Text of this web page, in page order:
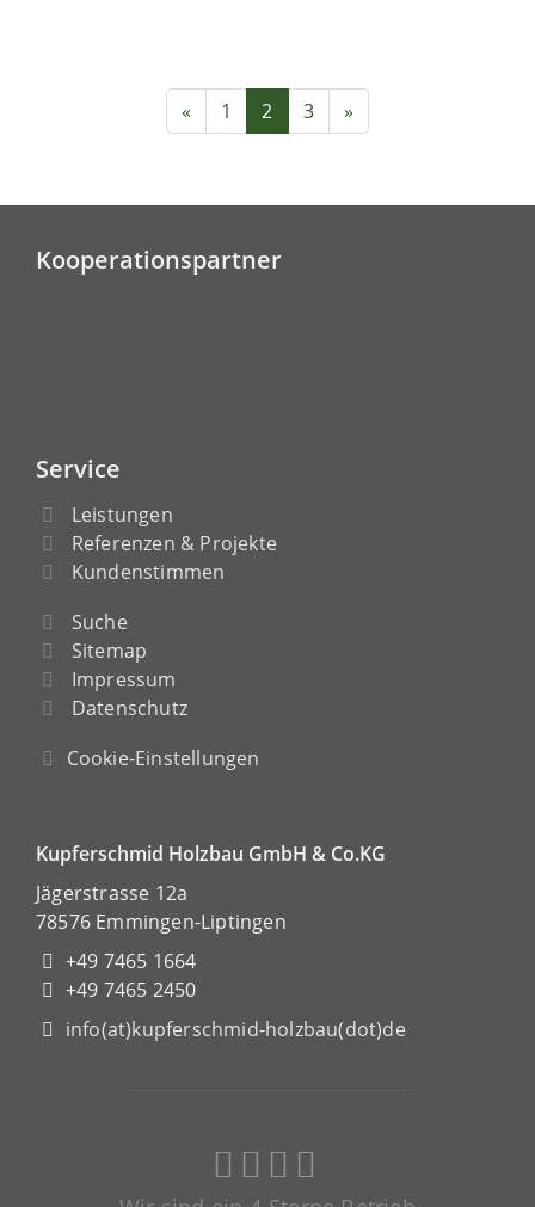
« 1 2 3 »
Kooperationspartner
Service
Leistungen
Referenzen & Projekte
Kundenstimmen
Suche
Sitemap
Impressum
Datenschutz
Cookie-Einstellungen
Kupferschmid Holzbau GmbH & Co.KG
Jägerstrasse 12a
78576 Emmingen-Liptingen
+49 7465 1664
+49 7465 2450
info(at)kupferschmid-holzbau(dot)de